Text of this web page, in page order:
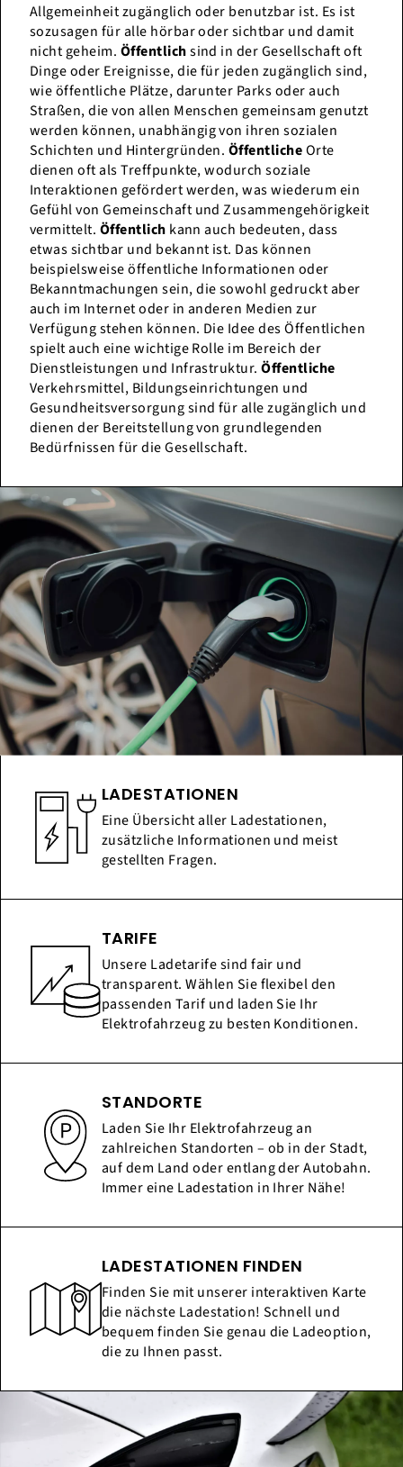
Allgemeinheit zugänglich oder benutzbar ist. Es ist
sozusagen für alle hörbar oder sichtbar und damit
nicht geheim. Öffentlichsind in der Gesellschaft oft
Dinge oder Ereignisse, die für jeden zugänglich sind,
wie öffentliche Plätze, darunter Parks oder auch
Straßen, die von allen Menschen gemeinsam genutzt
werden können, unabhängig von ihren sozialen
Schichten und Hintergründen. ÖffentlicheOrte
dienen oft als Treffpunkte, wodurch soziale
Interaktionen gefördert werden, was wiederum ein
Gefühl von Gemeinschaft und Zusammengehörigkeit
vermittelt. Öffentlich kann auch bedeuten, dass
etwas sichtbar und bekannt ist. Das können
beispielsweise öffentliche Informationen oder
Bekanntmachungen sein, die sowohl gedruckt aber
auch im Internet oder in anderen Medien zur
Verfügung stehen können. Die Idee des Öffentlichen
spielt auch eine wichtige Rolle im Bereich der
Dienstleistungen und Infrastruktur.Öffentliche
Verkehrsmittel, Bildungseinrichtungen und
Gesundheitsversorgung sind für alle zugänglich und
dienen der Bereitstellung von grundlegenden
Bedürfnissen für die Gesellschaft.
LADESTATIONEN
Eine Übersicht aller Ladestationen,
zusätzliche Informationen und meist
gestellten Fragen.
TARIFE
Unsere Ladetarife sind fair und
transparent. Wählen Sie flexibel den
passenden Tarif und laden Sie Ihr
Elektrofahrzeug zu besten Konditionen.
STANDORTE
Laden Sie Ihr Elektrofahrzeug an
zahlreichen Standorten – ob in der Stadt,
auf dem Land oder entlang der Autobahn.
Immer eine Ladestation in Ihrer Nähe!
LADESTATIONEN FINDEN
Finden Sie mit unserer interaktiven Karte
die nächste Ladestation! Schnell und
bequem finden Sie genau die Ladeoption,
die zu Ihnen passt.